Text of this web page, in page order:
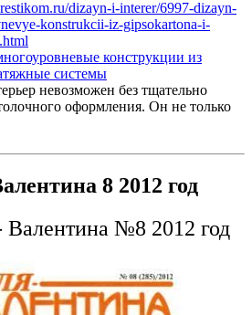
конструкции из
системы
невозможен без тщательно
оформления. Он не только
8 2012 год
№8 2012 год